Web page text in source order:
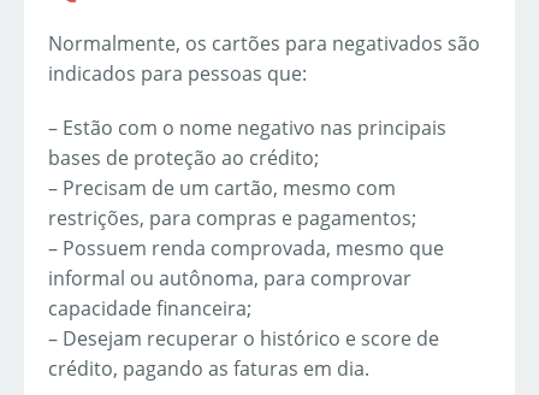
Normalmente, os cartões para negativados são
indicados para pessoas que:
– Estão com o nome negativo nas principais
bases de proteção ao crédito;
– Precisam de um cartão, mesmo com
restrições, para compras e pagamentos;
– Possuem renda comprovada, mesmo que
informal ou autônoma, para comprovar
capacidade financeira;
– Desejam recuperar o histórico e score de
crédito, pagando as faturas em dia.